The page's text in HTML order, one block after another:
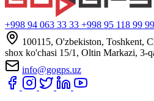
+998 94 063 33 33 +998 95 118 99 99
100115, O'zbekiston, Toshkent,
shox ko'chasi 15/1, Oltin Markazi, 3-
info@gogps.uz